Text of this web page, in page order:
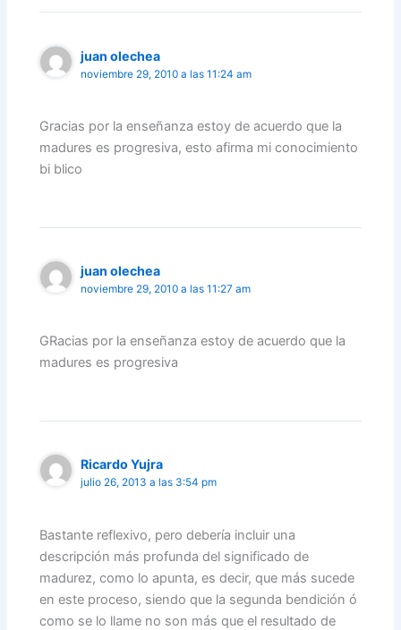
juan olechea
noviembre 29, 2010 a las 11:24 am
Gracias por la enseñanza estoy de acuerdo que la
madures es progresiva, esto afirma mi conocimiento
bi blico
juan olechea
noviembre 29, 2010 a las 11:27 am
GRacias por la enseñanza estoy de acuerdo que la
madures es progresiva
Ricardo Yujra
julio 26, 2013 a las 3:54 pm
Bastante reflexivo, pero debería incluir una
descripción más profunda del significado de
madurez, como lo apunta, es decir, que más sucede
en este proceso, siendo que la segunda bendición ó
como se lo llame no son más que el resultado de